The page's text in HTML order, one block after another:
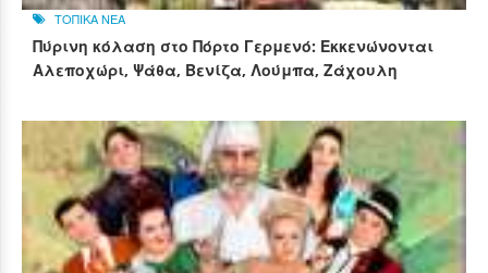
ΤΟΠΙΚΑ ΝΕΑ
Πύρινη κόλαση στο Πόρτο Γερμενό: Εκκενώνονται
Αλεποχώρι, Ψάθα, Βενίζα, Λούμπα, Ζάχουλη